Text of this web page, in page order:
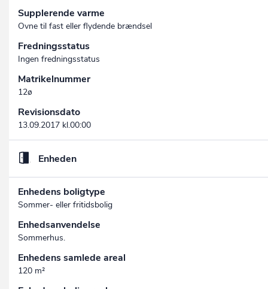
Supplerende varme
Ovne til fast eller flydende brændsel
Fredningsstatus
Ingen fredningsstatus
Matrikelnummer
12ø
Revisionsdato
13.09.2017 kl.00:00
Enheden
Enhedens boligtype
Sommer- eller fritidsbolig
Enhedsanvendelse
Sommerhus.
Enhedens samlede areal
120 m²